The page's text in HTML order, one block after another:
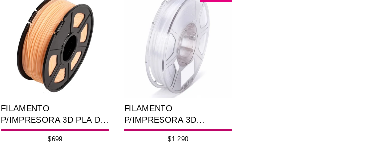
FILAMENTO
P/IMPRESORA 3D PLA DE
1.75 MM / 1 KG SKIN
$699
FILAMENTO
P/IMPRESORA 3D
POLICARBONATO 1.75MM
1GK TRANSPARENTE
$1.290